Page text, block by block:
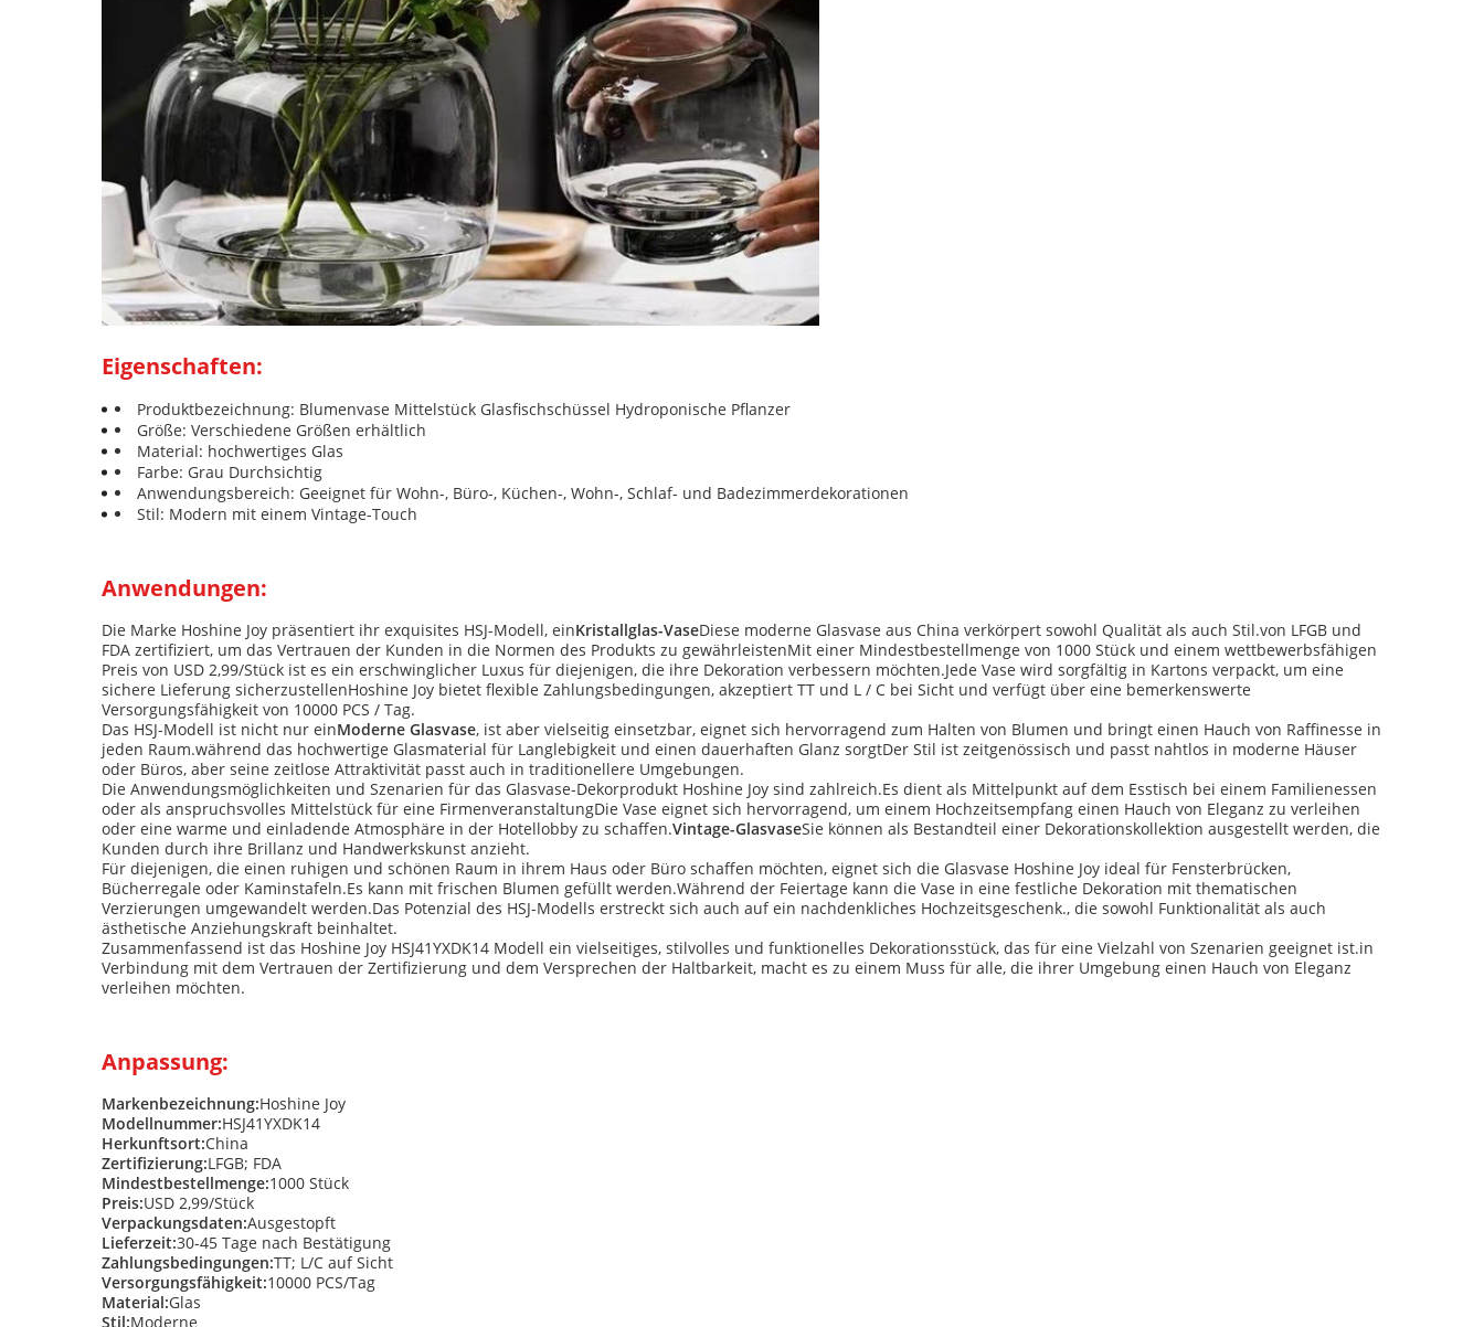
Eigenschaften:
Produktbezeichnung: Blumenvase Mittelstück Glasfischschüssel Hydroponische Pflanzer
Größe: Verschiedene Größen erhältlich
Material: hochwertiges Glas
Farbe: Grau Durchsichtig
Anwendungsbereich: Geeignet für Wohn-, Büro-, Küchen-, Wohn-, Schlaf- und Badezimmerdekorationen
Stil: Modern mit einem Vintage-Touch
Anwendungen:
Die Marke Hoshine Joy präsentiert ihr exquisites HSJ-Modell, einKristallglas-VaseDiese moderne Glasvase aus China verkörpert sowohl Qualität als auch Stil.von LFGB und
FDA zertifiziert, um das Vertrauen der Kunden in die Normen des Produkts zu gewährleistenMit einer Mindestbestellmenge von 1000 Stück und einem wettbewerbsfähigen
Preis von USD 2,99/Stück ist es ein erschwinglicher Luxus für diejenigen, die ihre Dekoration verbessern möchten.Jede Vase wird sorgfältig in Kartons verpackt, um eine
sichere Lieferung sicherzustellenHoshine Joy bietet flexible Zahlungsbedingungen, akzeptiert TT und L / C bei Sicht und verfügt über eine bemerkenswerte
Versorgungsfähigkeit von 10000 PCS / Tag.
Das HSJ-Modell ist nicht nur einModerne Glasvase, ist aber vielseitig einsetzbar, eignet sich hervorragend zum Halten von Blumen und bringt einen Hauch von Raffinesse in
jeden Raum.während das hochwertige Glasmaterial für Langlebigkeit und einen dauerhaften Glanz sorgtDer Stil ist zeitgenössisch und passt nahtlos in moderne Häuser
oder Büros, aber seine zeitlose Attraktivität passt auch in traditionellere Umgebungen.
Die Anwendungsmöglichkeiten und Szenarien für das Glasvase-Dekorprodukt Hoshine Joy sind zahlreich.Es dient als Mittelpunkt auf dem Esstisch bei einem Familienessen
oder als anspruchsvolles Mittelstück für eine FirmenveranstaltungDie Vase eignet sich hervorragend, um einem Hochzeitsempfang einen Hauch von Eleganz zu verleihen
oder eine warme und einladende Atmosphäre in der Hotellobby zu schaffen.Vintage-GlasvaseSie können als Bestandteil einer Dekorationskollektion ausgestellt werden, die
Kunden durch ihre Brillanz und Handwerkskunst anzieht.
Für diejenigen, die einen ruhigen und schönen Raum in ihrem Haus oder Büro schaffen möchten, eignet sich die Glasvase Hoshine Joy ideal für Fensterbrücken,
Bücherregale oder Kaminstafeln.Es kann mit frischen Blumen gefüllt werden.Während der Feiertage kann die Vase in eine festliche Dekoration mit thematischen
Verzierungen umgewandelt werden.Das Potenzial des HSJ-Modells erstreckt sich auch auf ein nachdenkliches Hochzeitsgeschenk., die sowohl Funktionalität als auch
ästhetische Anziehungskraft beinhaltet.
Zusammenfassend ist das Hoshine Joy HSJ41YXDK14 Modell ein vielseitiges, stilvolles und funktionelles Dekorationsstück, das für eine Vielzahl von Szenarien geeignet ist.in
Verbindung mit dem Vertrauen der Zertifizierung und dem Versprechen der Haltbarkeit, macht es zu einem Muss für alle, die ihrer Umgebung einen Hauch von Eleganz
verleihen möchten.
Anpassung:
Markenbezeichnung:Hoshine Joy
Modellnummer:HSJ41YXDK14
Herkunftsort:China
Zertifizierung:LFGB; FDA
Mindestbestellmenge:1000 Stück
Preis:USD 2,99/Stück
Verpackungsdaten:Ausgestopft
Lieferzeit:30-45 Tage nach Bestätigung
Zahlungsbedingungen:TT; L/C auf Sicht
Versorgungsfähigkeit:10000 PCS/Tag
Material:Glas
Stil:Moderne